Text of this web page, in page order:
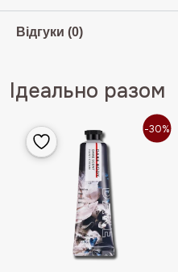
Відгуки (0)
Ідеально разом
-30%